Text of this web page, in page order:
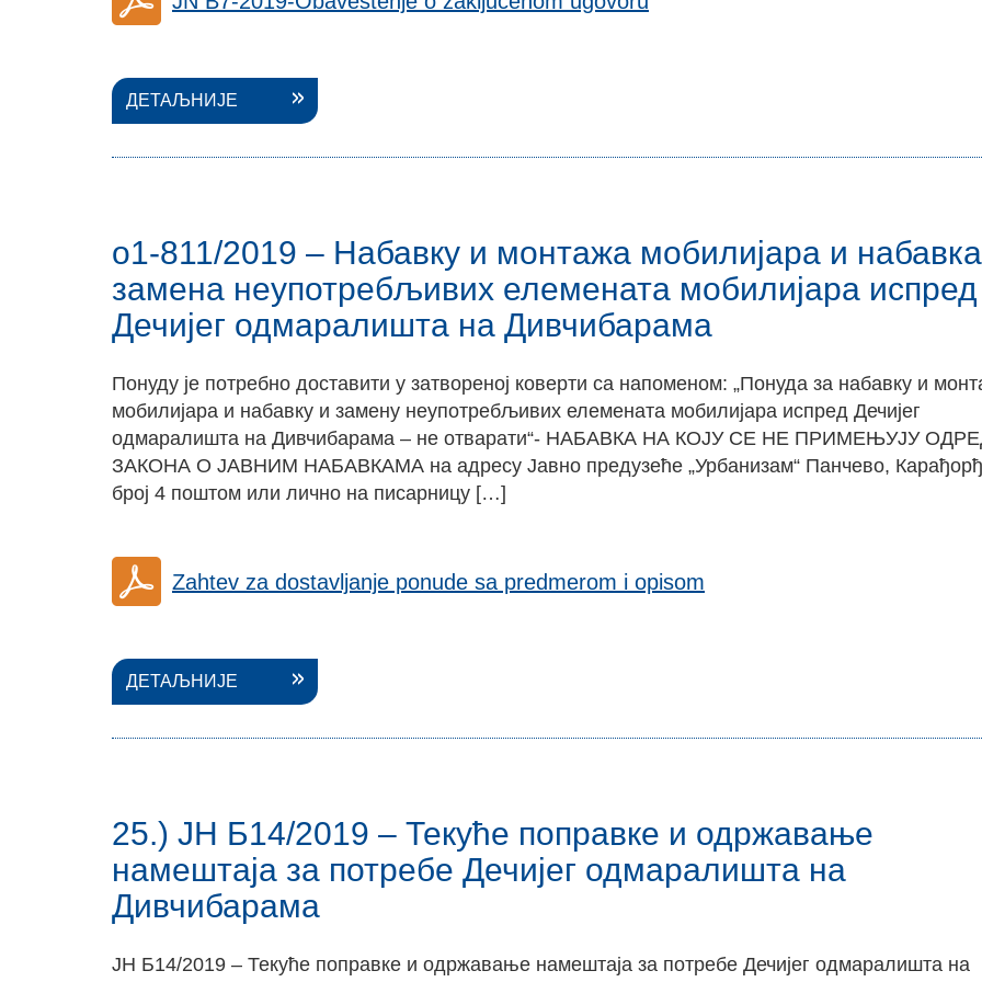
ДЕТАЉНИЈЕ
о1-811/2019 – Набавку и монтажа мобилијара и
замена неупотребљивих елемената мобилијара испред
Дечијег одмаралишта на Дивчибарама
Понуду је потребно доставити у затвореној коверти са напоменом: „Понуда за набавку и
мобилијара и набавку и замену неупотребљивих елемената мобилијара испред Дечијег
одмаралишта на Дивчибарама – не отварати“- НАБАВКА НА КОЈУ СЕ НЕ ПРИМЕЊУЈУ
ЗАКОНА О ЈАВНИМ НАБАВКАМА на адресу Јавно предузеће „Урбанизам“ Панчево,
број 4 поштом или лично на писарницу […]
Zahtev za dostavljanje ponude sa predmerom i opisom
ДЕТАЉНИЈЕ
25.) ЈН Б14/2019 – Текуће поправке и одржавањe
намештаја за потребе Дечијег одмаралишта на
Дивчибарама
ЈН Б14/2019 – Текуће поправке и одржавањe намештаја за потребе Дечијег одмаралишта на